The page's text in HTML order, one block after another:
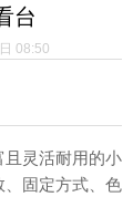
台
08:50
灵活耐用的小
固定方式、色